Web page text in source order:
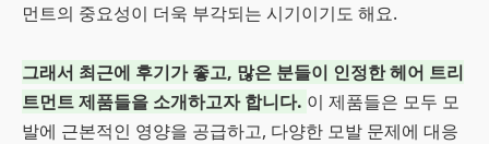
먼트의 중요성이 더욱 부각되는 시기이기도 해요.
그래서 최근에 후기가 좋고, 많은 분들이 인정한 헤어 트리
트먼트 제품들을 소개하고자 합니다. 이 제품들은 모두 모
발에 근본적인 영양을 공급하고, 다양한 모발 문제에 대응